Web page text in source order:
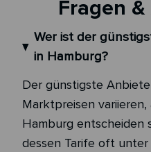
Fragen
Wer ist der
in Hamburg?
Der günstigste
Marktpreisen
Hamburg entscheiden
dessen Tarife oft unter